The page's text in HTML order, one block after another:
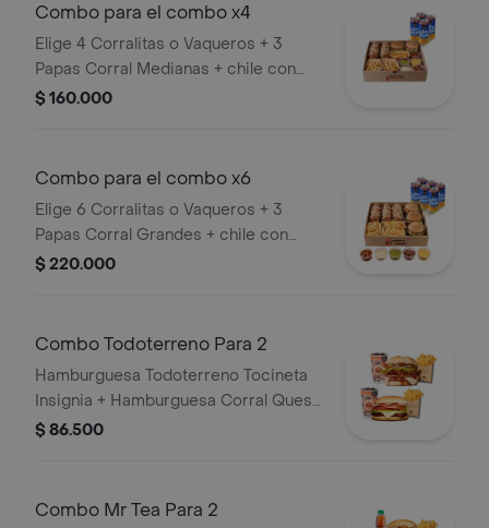
Combo para el combo x4
Elige 4 Corralitas o Vaqueros + 3
Papas Corral Medianas + chile con
carne, guacamole, queso cheddar,
$ 160.000
Combo para el combo x6
Elige 6 Corralitas o Vaqueros + 3
Papas Corral Grandes + chile con
carne, guacamole, queso cheddar,
$ 220.000
Combo Todoterreno Para 2
Hamburguesa Todoterreno Tocineta
Insignia + Hamburguesa Corral Queso
+ 2 papas grandes + 2 bebidas
$ 86.500
Combo Mr Tea Para 2